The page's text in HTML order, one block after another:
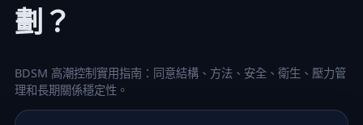
劃？
BDSM 高潮控制實用指南：同意結構、方法、安全、衛生、壓力管
理和長期關係穩定性。